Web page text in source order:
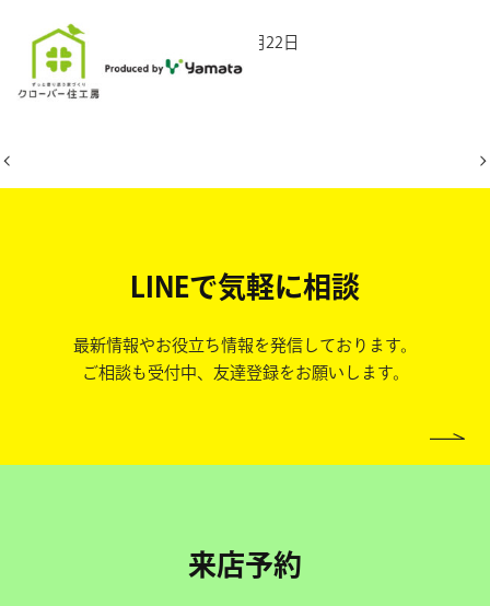
2025年11月22日
LINEで気軽に相談
最新情報やお役立ち情報を発信しております。
ご相談も受付中、友達登録をお願いします。
来店予約